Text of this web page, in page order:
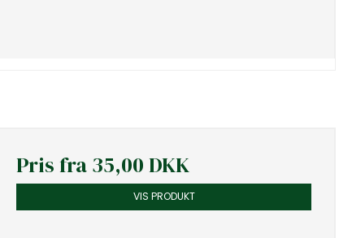
Pris fra35,00 DKK
VIS PRODUKT